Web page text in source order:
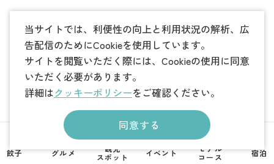
当サイトでは、利便性の向上と利用状況の解析、広
告配信のためにCookieを使用しています。
サイトを閲覧いただく際には、Cookieの使用に同意
いただく必要があります。
詳細はクッキーポリシーをご確認ください。
同意する